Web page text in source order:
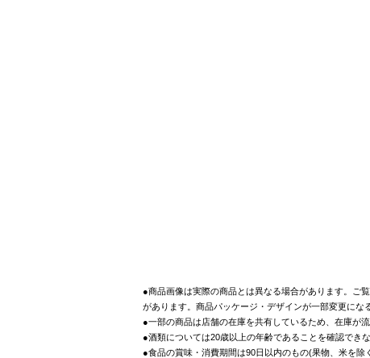
●商品画像は実際の商品とは異なる場合があります。ご
があります。商品パッケージ・デザインが一部変更にな
●一部の商品は店舗の在庫を共有しているため、在庫が
●酒類については20歳以上の年齢であることを確認でき
●食品の賞味・消費期間は90日以内のもの(果物、米を